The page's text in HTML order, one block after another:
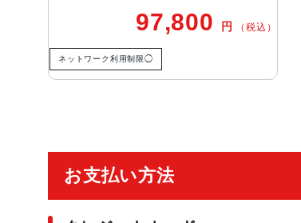
97,800 円 （税込）
ネットワーク利用制限◯
お支払い方法